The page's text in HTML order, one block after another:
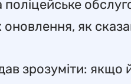
поліцейське
як
зрозуміти: